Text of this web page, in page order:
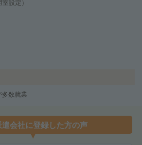
設定）
数就業
遣会社に登録した方の声